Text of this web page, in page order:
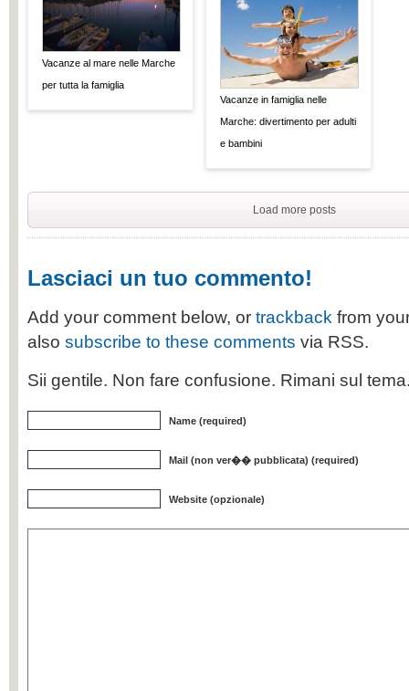
Vacanze al mare nelle Marche
per tutta la famiglia
Vacanze in famiglia nelle
Marche: divertimento per adulti
e bambini
Load more posts
Lasciaci un tuo commento!
Add your comment below, or trackback from
also subscribe to these comments via RSS.
Sii gentile. Non fare confusione. Rimani sul
Name (required)
Mail (non ver�� pubblicata) (required)
Website (opzionale)